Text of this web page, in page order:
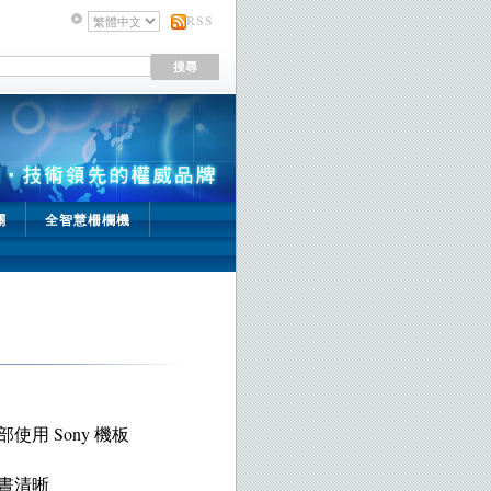
RSS
全智慧柵欄機
使用 Sony 機板
清晰